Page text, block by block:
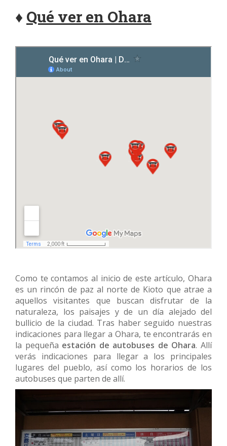
♦ Qué ver en Ohara
Como te contamos al inicio de este artículo, Ohara
es un rincón de paz al norte de Kioto que atrae a
aquellos visitantes que buscan disfrutar de la
naturaleza, los paisajes y de un día alejado del
bullicio de la ciudad. Tras haber seguido nuestras
indicaciones para llegar a Ohara, te encontrarás en
la pequeña estación de autobuses de Ohara. Allí
verás indicaciones para llegar a los principales
lugares del pueblo, así como los horarios de los
autobuses que parten de allí.